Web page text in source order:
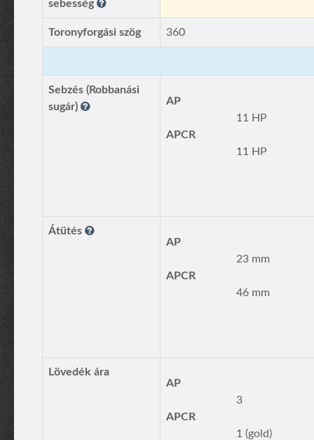
sebesség
Toronyforgási szög 360
Sebzés (Robbanási
sugár)
AP
11 HP
APCR
11 HP
Átütés
AP
23 mm
APCR
46 mm
Lövedék ára
AP
3
APCR
1 (gold)